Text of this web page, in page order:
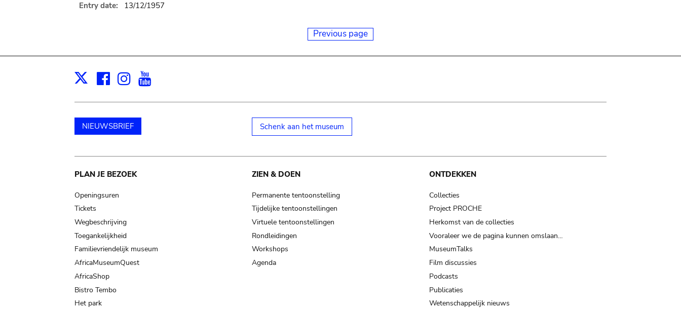
Entry date: 13/12/1957
Previous page
X Facebook
Instagram
NIEUWSBRIEF Schenk aan het museum
Main
navigation
PLAN JE BEZOEK
Openingsuren
Tickets
Wegbeschrijving
Toegankelijkheid
Familievriendelijk museum
AfricaMuseumQuest
AfricaShop
Bistro Tembo
Het park
ZIEN & DOEN
Permanente tentoonstelling
Tijdelijke tentoonstellingen
Virtuele tentoonstellingen
Rondleidingen
Workshops
Agenda
ONTDEKKEN
Collecties
Project PROCHE
Herkomst van de collecties
Vooraleer we de pagina kunnen omslaan…
MuseumTalks
Film discussies
Podcasts
Publicaties
Wetenschappelijk nieuws